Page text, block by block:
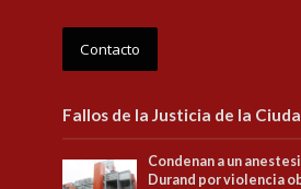
Contacto
Fallos de la Justicia de la
Condenan a un
Durand por violencia